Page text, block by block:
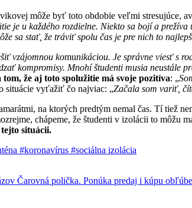
môže byť toto obdobie veľmi stresujúce,
je u každého rozdielne. Niekto sa bojí a
sa stať, že tráviť spolu čas je pre nich to
vzájomnou komunikáciou. Je správne viesť s
kompromisy. Mnohí študenti musia neustále
že aj toto spolužitie má svoje pozitíva: „
situácie vyťažiť čo najviac: „Začala som variť,
na ktorých predtým nemal čas. Tí tiež
chápeme, že študenti v izolácii to môžu
situácii.
#koronavírus #sociálna izolácia
Čarovná polička. Ponúka predaj i kúpu